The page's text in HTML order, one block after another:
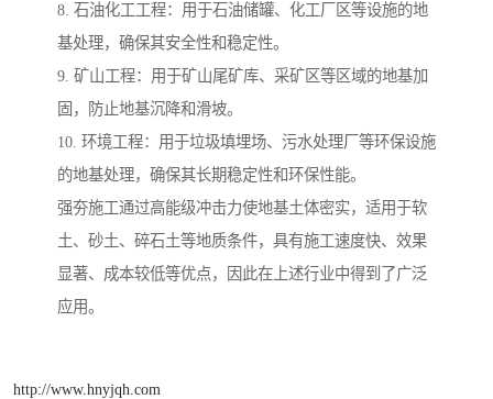
8. 石油化工工程：用于石油储罐、化工厂区等设施的地
基处理，确保其安全性和稳定性。
9. 矿山工程：用于矿山尾矿库、采矿区等区域的地基加
固，防止地基沉降和滑坡。
10. 环境工程：用于垃圾填埋场、污水处理厂等环保设施
的地基处理，确保其长期稳定性和环保性能。
强夯施工通过高能级冲击力使地基土体密实，适用于软
土、砂土、碎石土等地质条件，具有施工速度快、效果
显著、成本较低等优点，因此在上述行业中得到了广泛
应用。
http://www.hnyjqh.com